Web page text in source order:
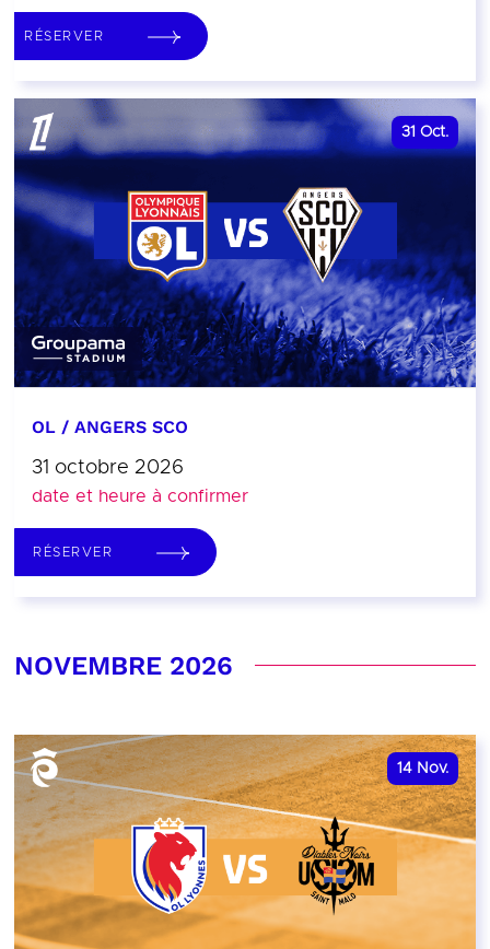
RÉSERVER
31 Oct.
OL / ANGERS SCO
31 octobre 2026
date et heure à confirmer
RÉSERVER
NOVEMBRE 2026
14 Nov.